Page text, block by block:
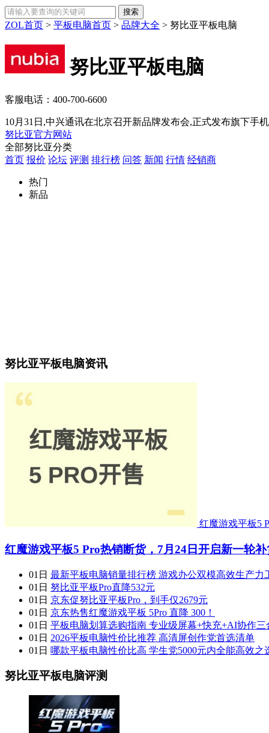
ZOL首页 > 平板电脑首页 > 品牌大全 > 努比亚平板电脑
努比亚平板电脑
客服电话： 400-700-6600
10月31日,中兴通讯在北京召开新品牌发布会,正式发布旗下手
努比亚官方网站
全部努比亚分类
首页 报价 论坛 评测 排行榜 问答 新闻 行情 经销商
热门
新品
努比亚平板电脑资讯
红魔游戏平板5
红魔游戏平板5 Pro热销断货，7月24日开启新一轮补
01日 最新平板电脑销量排行榜 游戏办公双模高效生产力
01日 努比亚平板Pro直降532元
01日 京东促努比亚平板Pro，到手仅2679元
01日 京东热售红魔游戏平板 5Pro 直降 300！
01日 平板电脑划算选购指南 专业级屏幕+快充+AI协作三
01日 2026平板电脑性价比推荐 高清屏创作党首选清单
01日 哪款平板电脑性价比高 学生党5000元内全能高效之
努比亚平板电脑评测